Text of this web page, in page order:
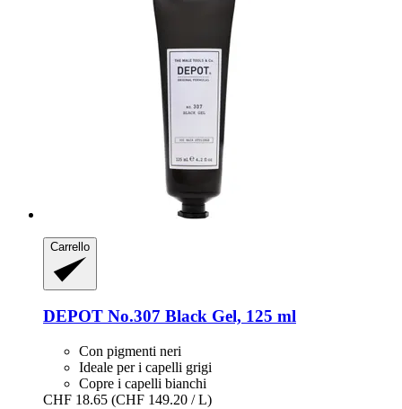
Carrello
DEPOT No.307 Black Gel, 125 ml
Con pigmenti neri
Ideale per i capelli grigi
Copre i capelli bianchi
CHF 18.65 (CHF 149.20 / L)